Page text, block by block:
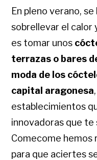
En pleno verano,
sobrellevar el calor
es tomar unos
terrazas o bares
moda de los
capital aragonesa
establecimientos
innovadoras que te
Comecome hemos
para que aciertes